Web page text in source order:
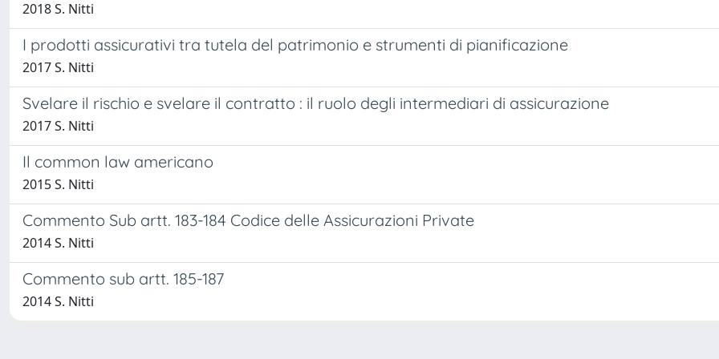
2018 S. Nitti
I prodotti assicurativi tra tutela del patrimonio e strumenti di pianificazione
2017 S. Nitti
Svelare il rischio e svelare il contratto : il ruolo degli intermediari di assicurazione
2017 S. Nitti
Il common law americano
2015 S. Nitti
Commento Sub artt. 183-184 Codice delle Assicurazioni Private
2014 S. Nitti
Commento sub artt. 185-187
2014 S. Nitti